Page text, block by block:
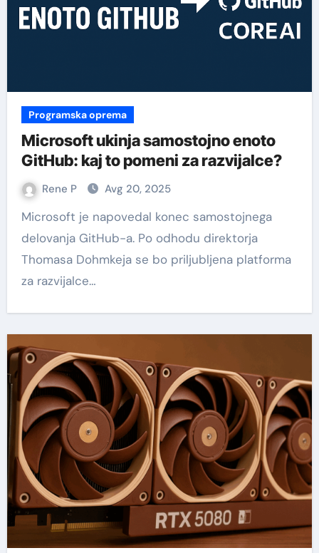
Programska oprema
Microsoft ukinja samostojno enoto
GitHub: kaj to pomeni za razvijalce?
Rene P Avg 20, 2025
Microsoft je napovedal konec samostojnega
delovanja GitHub-a. Po odhodu direktorja
Thomasa Dohmkeja se bo priljubljena platforma
za razvijalce…